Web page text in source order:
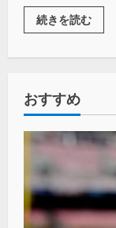
続きを読む
おすすめ